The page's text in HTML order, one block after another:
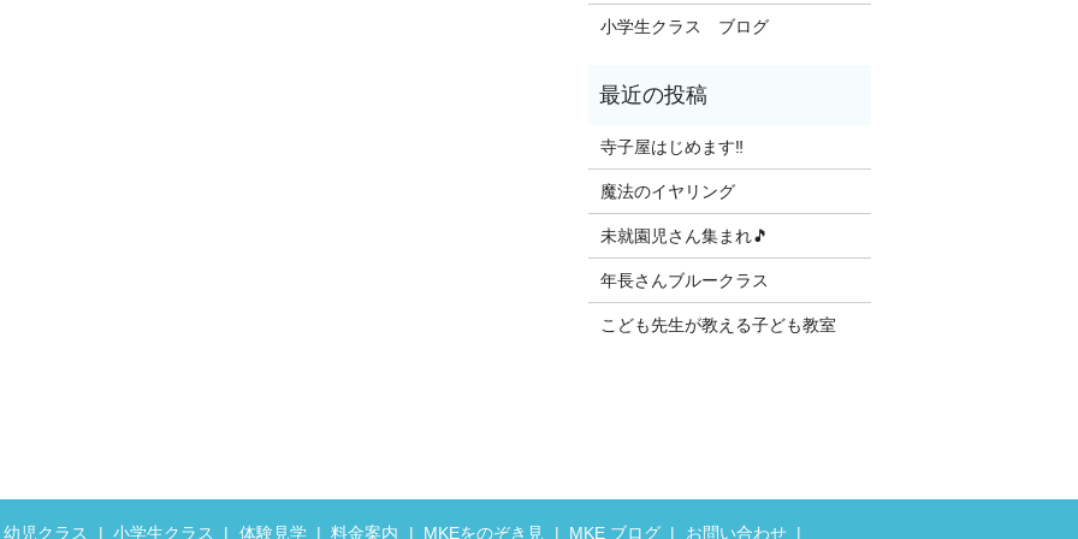
小学生クラス ブログ
寺子屋はじめます‼️
魔法のイヤリング
未就園児さん集まれ🎵
年長さんブルークラス
こども先生が教える子ども教室
幼児クラス 小学生クラス 体験見学 料金案内 MKEをのぞき見 MKE ブログ お問い合わせ